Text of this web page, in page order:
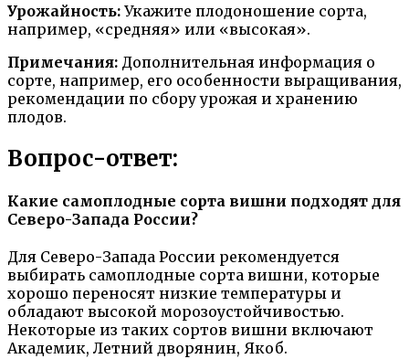
Урожайность: Укажите плодоношение сорта,
например, «средняя» или «высокая».
Примечания: Дополнительная информация о
сорте, например, его особенности выращивания,
рекомендации по сбору урожая и хранению
плодов.
Вопрос-ответ:
Какие самоплодные сорта вишни подходят для
Северо-Запада России?
Для Северо-Запада России рекомендуется
выбирать самоплодные сорта вишни, которые
хорошо переносят низкие температуры и
обладают высокой морозоустойчивостью.
Некоторые из таких сортов вишни включают
Академик, Летний дворянин, Якоб.